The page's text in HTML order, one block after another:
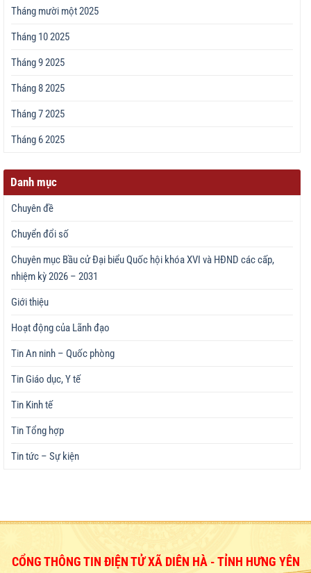
Tháng mười một 2025
Tháng 10 2025
Tháng 9 2025
Tháng 8 2025
Tháng 7 2025
Tháng 6 2025
Danh mục
Chuyên đề
Chuyển đổi số
Chuyên mục Bầu cử Đại biểu Quốc hội khóa XVI và HĐND các cấp,
nhiệm kỳ 2026 – 2031
Giới thiệu
Hoạt động của Lãnh đạo
Tin An ninh – Quốc phòng
Tin Giáo dục, Y tế
Tin Kinh tế
Tin Tổng hợp
Tin tức – Sự kiện
CỔNG THÔNG TIN ĐIỆN TỬ XÃ DIÊN HÀ - TỈNH HƯNG YÊN